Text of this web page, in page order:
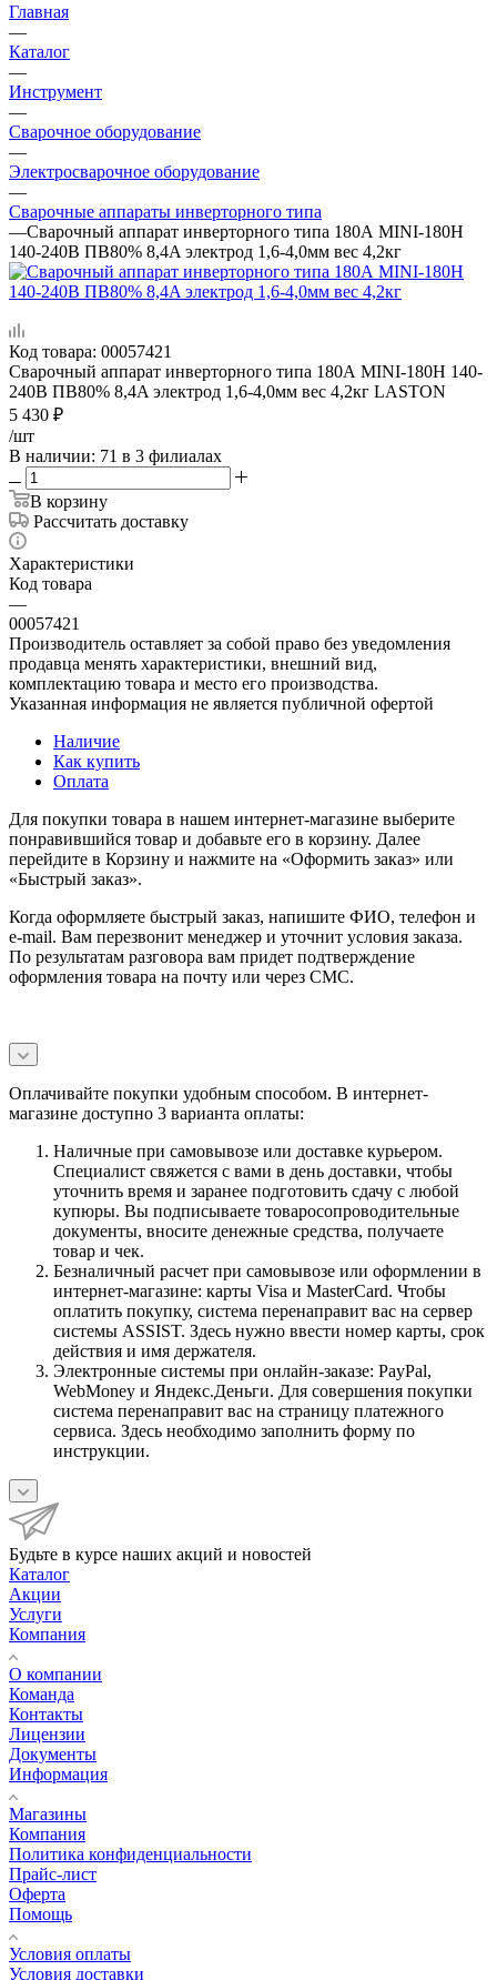
Главная
—
Каталог
—
Инструмент
—
Сварочное оборудование
—
Электросварочное оборудование
—
Сварочные аппараты инверторного типа
—Сварочный аппарат инверторного типа 180А MINI-180H
140-240В ПВ80% 8,4A электрод 1,6-4,0мм вес 4,2кг
Код товара: 00057421
Сварочный аппарат инверторного типа 180А MINI-180H 140-
240В ПВ80% 8,4A электрод 1,6-4,0мм вес 4,2кг LASTON
5 430 ₽
/шт
В наличии: 71 в 3 филиалах
В корзину
Рассчитать доставку
Характеристики
Код товара
—
00057421
Производитель оставляет за собой право без уведомления
продавца менять характеристики, внешний вид,
комплектацию товара и место его производства.
Указанная информация не является публичной офертой
Наличие
Как купить
Оплата
Для покупки товара в нашем интернет-магазине выберите
понравившийся товар и добавьте его в корзину. Далее
перейдите в Корзину и нажмите на «Оформить заказ» или
«Быстрый заказ».
Когда оформляете быстрый заказ, напишите ФИО, телефон и
e-mail. Вам перезвонит менеджер и уточнит условия заказа.
По результатам разговора вам придет подтверждение
оформления товара на почту или через СМС.
Оплачивайте покупки удобным способом. В интернет-
магазине доступно 3 варианта оплаты:
Наличные при самовывозе или доставке курьером.
Специалист свяжется с вами в день доставки, чтобы
уточнить время и заранее подготовить сдачу с любой
купюры. Вы подписываете товаросопроводительные
документы, вносите денежные средства, получаете
товар и чек.
Безналичный расчет при самовывозе или оформлении в
интернет-магазине: карты Visa и MasterCard. Чтобы
оплатить покупку, система перенаправит вас на сервер
системы ASSIST. Здесь нужно ввести номер карты, срок
действия и имя держателя.
Электронные системы при онлайн-заказе: PayPal,
WebMoney и Яндекс.Деньги. Для совершения покупки
система перенаправит вас на страницу платежного
сервиса. Здесь необходимо заполнить форму по
инструкции.
Будьте в курсе наших акций и новостей
Каталог
Акции
Услуги
Компания
О компании
Команда
Контакты
Лицензии
Документы
Информация
Магазины
Компания
Политика конфиденциальности
Прайс-лист
Оферта
Помощь
Условия оплаты
Условия доставки